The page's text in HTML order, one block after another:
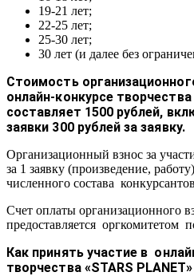
19-21 лет;
22-25 лет;
25-30 лет;
30 лет (и далее без
Стоимость
онлайн-конкурсе творчества
составляет 1500 рублей,
заявки 300 рублей за заявку.
Организационный взнос за
за 1 заявку (произведение,
численного состава
Счет оплаты организационного
предоставляется оргкомитетом
Как принять участие в
творчества «STARS PLANET»